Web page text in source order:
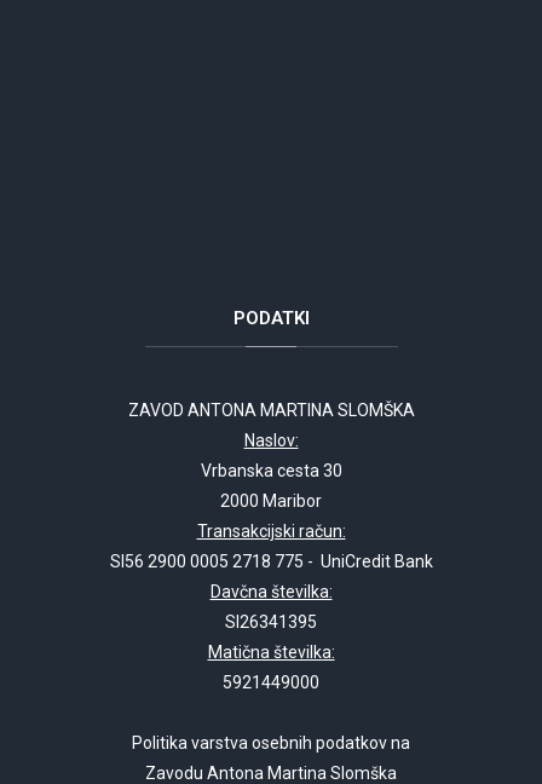
PODATKI
ZAVOD ANTONA MARTINA SLOMŠKA
Naslov:
Vrbanska cesta 30
2000 Maribor
Transakcijski račun:
SI56 2900 0005 2718 775 - UniCredit Bank
Davčna številka:
SI26341395
Matična številka:
5921449000
Politika varstva osebnih podatkov na
Zavodu Antona Martina Slomška